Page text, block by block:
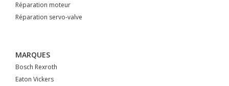
Réparation moteur
Réparation servo-valve
MARQUES
Bosch Rexroth
Eaton Vickers